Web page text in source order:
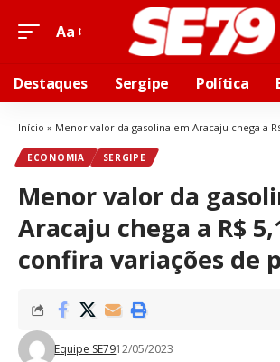
Aa
Destaques Sergipe Política
Início » Menor valor da gasolina em Aracaju chega a R$ 5,19;
ECONOMIA SERGIPE
Menor valor da
Aracaju chega a R$
confira variações de
Equipe SE7912/05/2023